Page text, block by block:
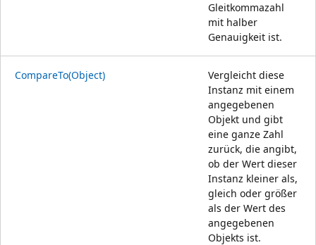
Gleitkommazahl
mit halber
Genauigkeit ist.
CompareTo(Object)
Vergleicht diese
Instanz mit einem
angegebenen
Objekt und gibt
eine ganze Zahl
zurück, die angibt,
ob der Wert dieser
Instanz kleiner als,
gleich oder größer
als der Wert des
angegebenen
Objekts ist.